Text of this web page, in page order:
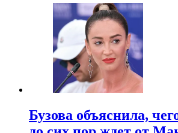
Бузова объяснила,